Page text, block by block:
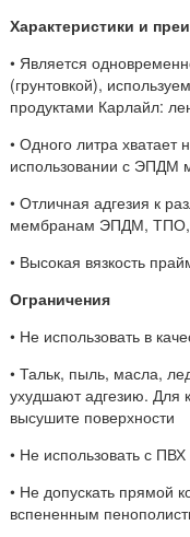
Характеристики и
• Является
(грунтовкой),
продуктами Карлайл:
• Одного литра хватает
использовании с ЭПДМ
• Отличная адгезия к
мембранам ЭПДМ, ТПО,
• Высокая вязкость
Ограничения
• Не использовать в
• Тальк, пыль, масла,
ухудшают адгезию. Для
высушите поверхности
• Не использовать с
• Не допускать прямой
вспененным